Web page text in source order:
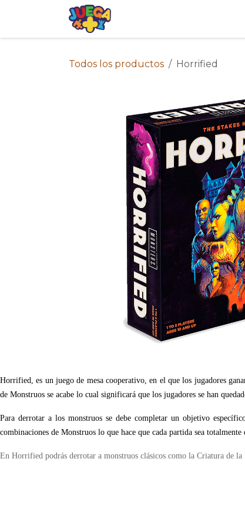
Todos los productos Horrified
Horrified, es un juego de mesa cooperativo, en el que los jugadores
de Monstruos se acabe lo cual significará que los jugadores se han
Para derrotar a los monstruos se debe completar un objetivo
combinaciones de Monstruos lo que hace que cada partida sea totalmente
En Horrified podrás derrotar a monstruos clásicos como la Criatura de